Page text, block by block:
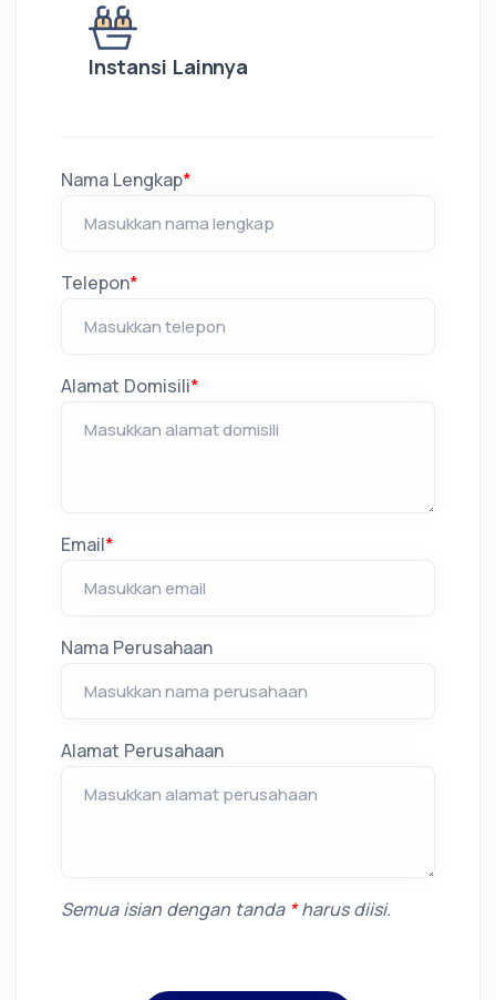
Instansi Lainnya
Nama Lengkap*
Telepon*
Alamat Domisili*
Email*
Nama Perusahaan
Alamat Perusahaan
Semua isian dengan tanda *harus diisi.